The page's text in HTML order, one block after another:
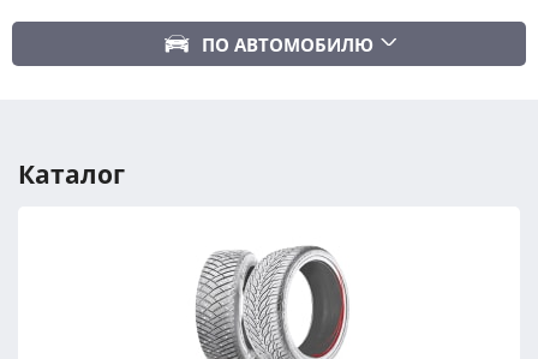
Сбросить
ПОДОБРАТЬ
Сбросить
ПО АВТОМОБИЛЮ
Год авто
ПОДОБРАТЬ
Сбросить
Каталог